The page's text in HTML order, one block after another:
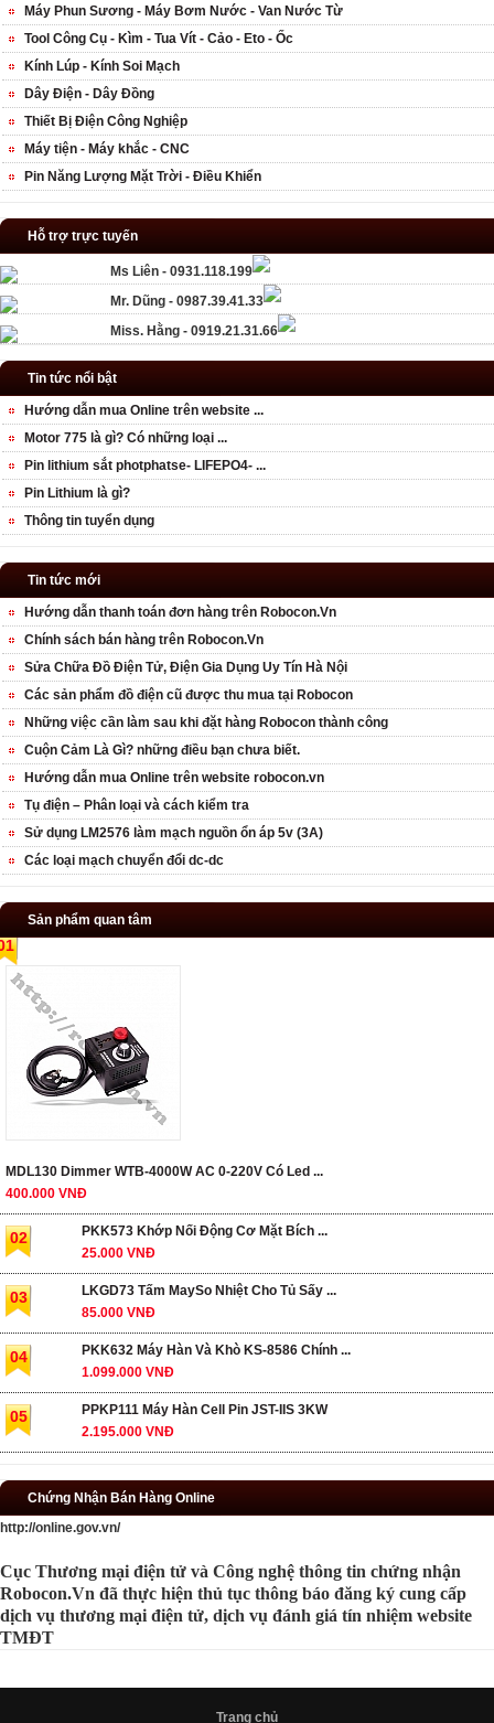
Máy Phun Sương - Máy Bơm Nước - Van Nước Từ
Tool Công Cụ - Kìm - Tua Vít - Cảo - Eto - Ốc
Kính Lúp - Kính Soi Mạch
Dây Điện - Dây Đồng
Thiết Bị Điện Công Nghiệp
Máy tiện - Máy khắc - CNC
Pin Năng Lượng Mặt Trời - Điều Khiển
Hỗ trợ trực tuyến
Ms Liên - 0931.118.199
Mr. Dũng - 0987.39.41.33
Miss. Hằng - 0919.21.31.66
Tin tức nổi bật
Hướng dẫn mua Online trên website ...
Motor 775 là gì? Có những loại ...
Pin lithium sắt photphatse- LIFEPO4- ...
Pin Lithium là gì?
Thông tin tuyển dụng
Tin tức mới
Hướng dẫn thanh toán đơn hàng trên Robocon.Vn
Chính sách bán hàng trên Robocon.Vn
Sửa Chữa Đồ Điện Tử, Điện Gia Dụng Uy Tín Hà Nội
Các sản phẩm đồ điện cũ được thu mua tại Robocon
Những việc cần làm sau khi đặt hàng Robocon thành công
Cuộn Cảm Là Gì? những điều bạn chưa biết.
Hướng dẫn mua Online trên website robocon.vn
Tụ điện – Phân loại và cách kiểm tra
Sử dụng LM2576 làm mạch nguồn ổn áp 5v (3A)
Các loại mạch chuyển đổi dc-dc
Sản phẩm quan tâm
MDL130 Dimmer WTB-4000W AC 0-220V Có Led ...
400.000 VNĐ
02
PKK573 Khớp Nối Động Cơ Mặt Bích ...
25.000 VNĐ
03
LKGD73 Tấm MaySo Nhiệt Cho Tủ Sấy ...
85.000 VNĐ
04
PKK632 Máy Hàn Và Khò KS-8586 Chính ...
1.099.000 VNĐ
05
PPKP111 Máy Hàn Cell Pin JST-IIS 3KW
2.195.000 VNĐ
Chứng Nhận Bán Hàng Online
http://online.gov.vn/
Cục Thương mại điện tử và Công nghệ thông tin chứng nhận
Robocon.Vn đã thực hiện thủ tục thông báo đăng ký cung cấp
dịch vụ thương mại điện tử, dịch vụ đánh giá tín nhiệm website
TMĐT
Trang chủ